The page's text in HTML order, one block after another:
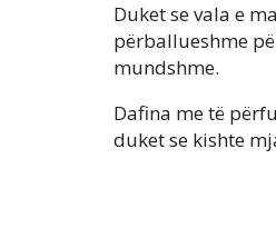
Duket se vala e
përballueshme
mundshme.
Dafina me të
duket se kishte